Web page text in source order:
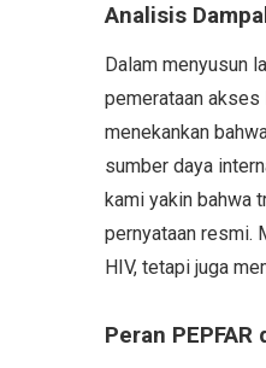
Analisis
Dalam menyusun
pemerataan akses
menekankan
sumber daya
kami yakin bahwa
pernyataan resmi.
HIV, tetapi juga
Peran